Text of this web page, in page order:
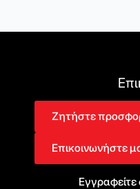
Ζητήστε
Επικοινωνήστε